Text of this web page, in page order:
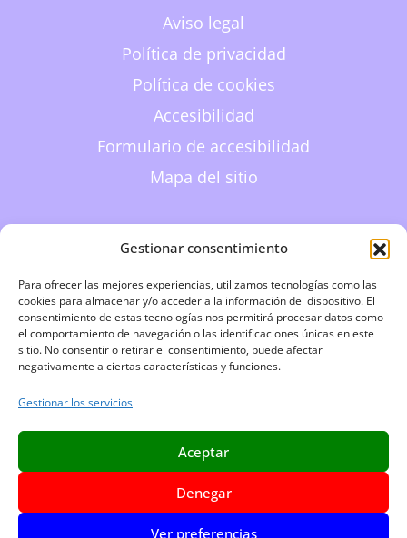
Gestionar consentimiento
Para ofrecer las mejores experiencias, utilizamos tecnologías como las
cookies para almacenar y/o acceder a la información del dispositivo. El
consentimiento de estas tecnologías nos permitirá procesar datos como
el comportamiento de navegación o las identificaciones únicas en este
sitio. No consentir o retirar el consentimiento, puede afectar
negativamente a ciertas características y funciones.
Gestionar los servicios
Aceptar
Denegar
Ver preferencias
Aviso legal
Política de privacidad
Política de cookies
Accesibilidad
Formulario de accesibilidad
Mapa del sitio
Datos de contacto
606 612 789
info@javierperezpsicologia.com
Avda. Reyes Católicos, 31, 2º 38005. S/C de
De lunes a sábado de 9:00 a 21:00 horas